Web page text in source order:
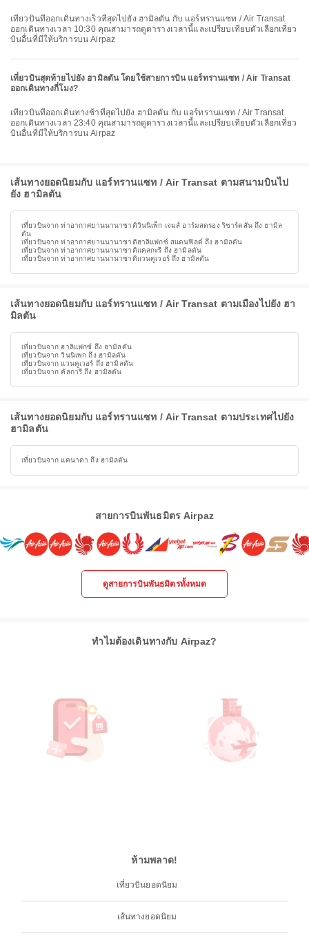
เที่ยวบินที่ออกเดินทางเร็วที่สุดไปยัง ฮามิลตัน กับ แอร์ทรานแซท / Air Transat
ออกเดินทางเวลา 10:30 คุณสามารถดูตารางเวลานี้และเปรียบเทียบตัวเลือกเที่ยว
บินอื่นที่มีให้บริการบน Airpaz
เที่ยวบินสุดท้ายไปยัง ฮามิลตัน โดยใช้สายการบิน แอร์ทรานแซท / Air Transat
ออกเดินทางกี่โมง?
เที่ยวบินที่ออกเดินทางช้าที่สุดไปยัง ฮามิลตัน กับ แอร์ทรานแซท / Air Transat
ออกเดินทางเวลา 23:40 คุณสามารถดูตารางเวลานี้และเปรียบเทียบตัวเลือกเที่ยว
บินอื่นที่มีให้บริการบน Airpaz
เส้นทางยอดนิยมกับ แอร์ทรานแซท / Air Transat ตามสนามบินไป
ยัง ฮามิลตัน
เที่ยวบินจาก ท่าอากาศยานนานาชาติวินนิเพ็ก เจมส์ อาร์มสตรอง ริชาร์ดสัน ถึง ฮามิล
ตัน
เที่ยวบินจาก ท่าอากาศยานนานาชาติฮาลิแฟกซ์ สแตนฟิลด์ ถึง ฮามิลตัน
เที่ยวบินจาก ท่าอากาศยานนานาชาติแคลกะรี ถึง ฮามิลตัน
เที่ยวบินจาก ท่าอากาศยานนานาชาติแวนคูเวอร์ ถึง ฮามิลตัน
เส้นทางยอดนิยมกับ แอร์ทรานแซท / Air Transat ตามเมืองไปยัง ฮา
มิลตัน
เที่ยวบินจาก ฮาลิแฟกซ์ ถึง ฮามิลตัน
เที่ยวบินจาก วินนิเพก ถึง ฮามิลตัน
เที่ยวบินจาก แวนคูเวอร์ ถึง ฮามิลตัน
เที่ยวบินจาก คัลการี ถึง ฮามิลตัน
เส้นทางยอดนิยมกับ แอร์ทรานแซท / Air Transat ตามประเทศไปยัง
ฮามิลตัน
เที่ยวบินจาก แคนาดา ถึง ฮามิลตัน
สายการบินพันธมิตร Airpaz
ดูสายการบินพันธมิตรทั้งหมด
ทำไมต้องเดินทางกับ Airpaz?
ห้ามพลาด!
เที่ยวบินยอดนิยม
เส้นทางยอดนิยม